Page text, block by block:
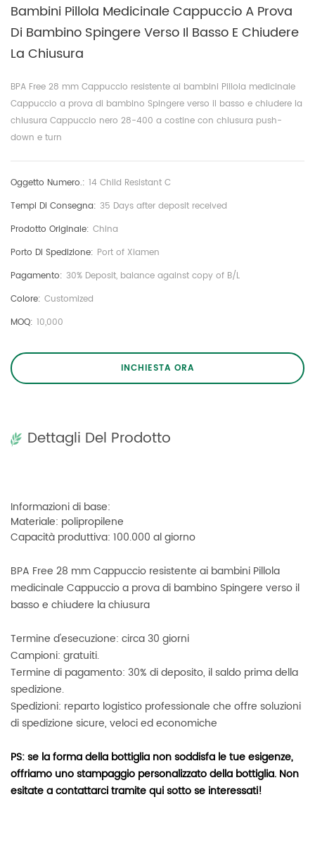
Bambini Pillola Medicinale Cappuccio A Prova
Di Bambino Spingere Verso Il Basso E Chiudere
La Chiusura
BPA Free 28 mm Cappuccio resistente ai bambini Pillola medicinale
Cappuccio a prova di bambino Spingere verso il basso e chiudere la
chiusura Cappuccio nero 28-400 a costine con chiusura push-
down e turn
Oggetto Numero.: 14 Child Resistant C
Tempi Di Consegna: 35 Days after deposit received
Prodotto Originale: China
Porto Di Spedizione: Port of Xiamen
Pagamento: 30% Deposit, balance against copy of B/L
Colore: Customized
MOQ: 10,000
INCHIESTA ORA
Dettagli Del Prodotto
Informazioni di base:
Materiale: polipropilene
Capacità produttiva: 100.000 al giorno
BPA Free 28 mm Cappuccio resistente ai bambini Pillola
medicinale Cappuccio a prova di bambino Spingere verso il
basso e chiudere la chiusura
Termine d'esecuzione: circa 30 giorni
Campioni: gratuiti.
Termine di pagamento: 30% di deposito, il saldo prima della
spedizione.
Spedizioni: reparto logistico professionale che offre soluzioni
di spedizione sicure, veloci ed economiche
PS: se la forma della bottiglia non soddisfa le tue esigenze,
offriamo uno stampaggio personalizzato della bottiglia. Non
esitate a contattarci tramite qui sotto se interessati!